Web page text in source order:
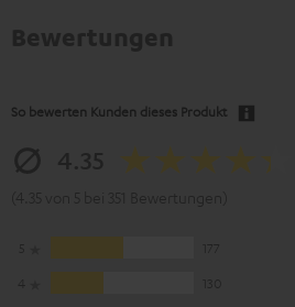
So bewerten Kunden dieses Produkt